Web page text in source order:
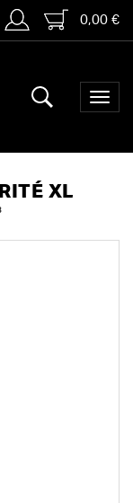
0,00 €
XL